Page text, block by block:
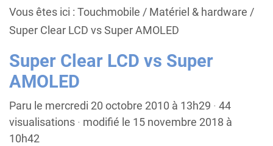
Vous êtes ici : Touchmobile / Matériel & hardware /
Super Clear LCD vs Super AMOLED
Super Clear LCD vs Super
AMOLED
Paru le mercredi 20 octobre 2010 à 13h29 · 44
visualisations · modifié le 15 novembre 2018 à
10h42